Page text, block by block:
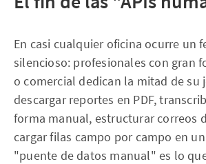
En casi cualquier oficina ocurre un
silencioso: profesionales con gran
o comercial dedican la mitad de su
descargar reportes en PDF,
forma manual, estructurar correos
cargar filas campo por campo en un
"puente de datos manual" es lo